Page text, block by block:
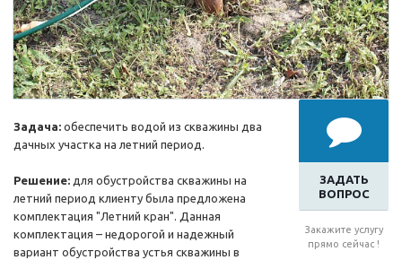
ЗАДАТЬ
ВОПРОС
Закажите услугу
прямо сейчас !
Задача: обеспечить водой из скважины два
дачных участка на летний период.
Решение: для обустройства скважины на
летний период клиенту была предложена
комплектация "Летний кран". Данная
комплектация – недорогой и надежный
вариант обустройства устья скважины в